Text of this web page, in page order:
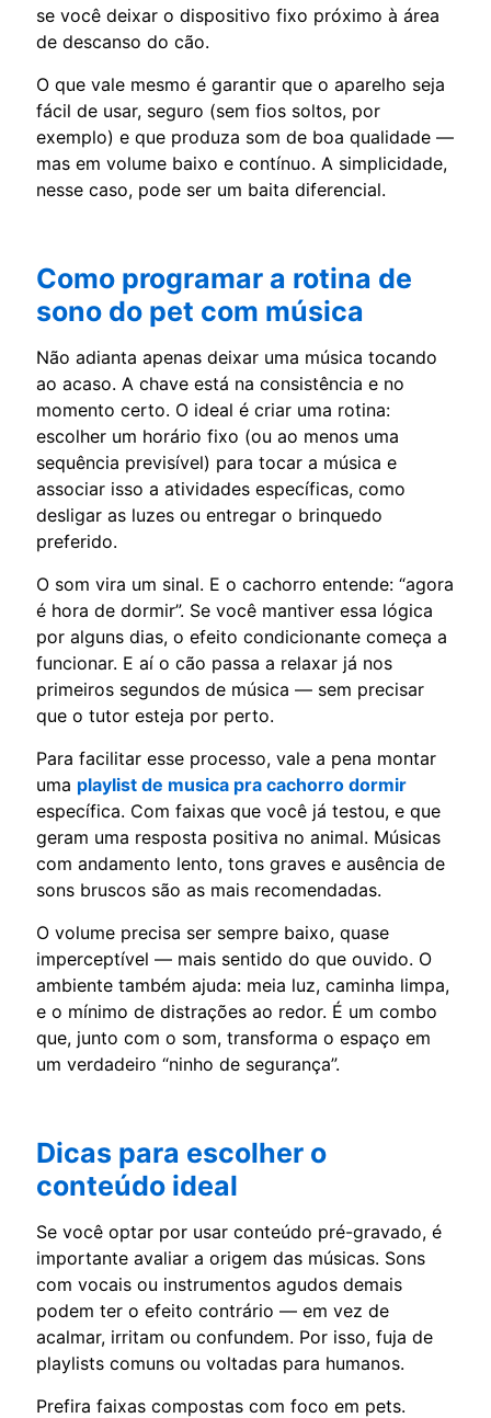
se você deixar o dispositivo fixo próximo à área
de descanso do cão.
O que vale mesmo é garantir que o aparelho seja
fácil de usar, seguro (sem fios soltos, por
exemplo) e que produza som de boa qualidade —
mas em volume baixo e contínuo. A simplicidade,
nesse caso, pode ser um baita diferencial.
Como programar a rotina de
sono do pet com música
Não adianta apenas deixar uma música tocando
ao acaso. A chave está na consistência e no
momento certo. O ideal é criar uma rotina:
escolher um horário fixo (ou ao menos uma
sequência previsível) para tocar a música e
associar isso a atividades específicas, como
desligar as luzes ou entregar o brinquedo
preferido.
O som vira um sinal. E o cachorro entende: “agora
é hora de dormir”. Se você mantiver essa lógica
por alguns dias, o efeito condicionante começa a
funcionar. E aí o cão passa a relaxar já nos
primeiros segundos de música — sem precisar
que o tutor esteja por perto.
Para facilitar esse processo, vale a pena montar
uma playlist de musica pra cachorro dormir
específica. Com faixas que você já testou, e que
geram uma resposta positiva no animal. Músicas
com andamento lento, tons graves e ausência de
sons bruscos são as mais recomendadas.
O volume precisa ser sempre baixo, quase
imperceptível — mais sentido do que ouvido. O
ambiente também ajuda: meia luz, caminha limpa,
e o mínimo de distrações ao redor. É um combo
que, junto com o som, transforma o espaço em
um verdadeiro “ninho de segurança”.
Dicas para escolher o
conteúdo ideal
Se você optar por usar conteúdo pré-gravado, é
importante avaliar a origem das músicas. Sons
com vocais ou instrumentos agudos demais
podem ter o efeito contrário — em vez de
acalmar, irritam ou confundem. Por isso, fuja de
playlists comuns ou voltadas para humanos.
Prefira faixas compostas com foco em pets.